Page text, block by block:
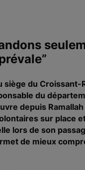
siège du Croissant-
du
depuis
sur place
lors de son
de mieux